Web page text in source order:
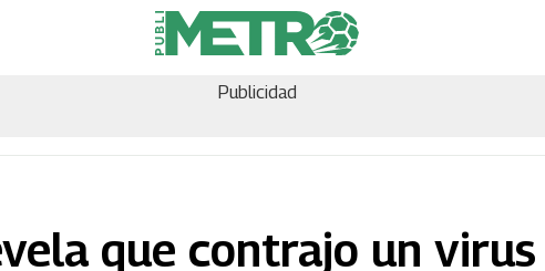
Publicidad
que contrajo un virus